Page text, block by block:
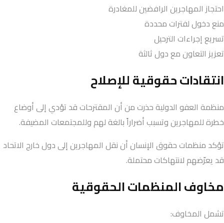
احتجاز المهاجرين الرافضين للمغادرة
منع دخول لفترات محددة
تسريع إجراءات الترحيل
تعزيز التعاون مع دول ثالثة
انتقادات حقوقية للإصلاح
منظمة العفو الدولية حذرت من أن المقترحات قد تؤدي إلى أوضاع
خطرة للمهاجرين وتسبب أضراراً بالغة لهم وللمجتمعات المضيفة.
تؤكد منظمات حقوق الإنسان أن نقل المهاجرين إلى دول خارج الاتحاد
قد يعرّضهم لانتهاكات محتملة.
مخاوف المنظمات الحقوقية
تشمل المخاوف: